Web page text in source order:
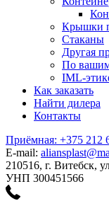
Крышки
Стаканы
Другая
По
IML-
Как заказать
Найти дилера
Контакты
Приёмная: +375 212
E-mail:
210516, г. Витебск,
УНП 300451566